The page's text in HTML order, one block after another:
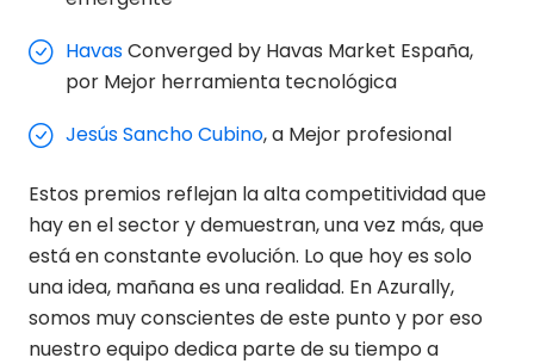
HavasConverged by Havas Market España,
por Mejor herramienta tecnológica
Jesús Sancho Cubino, a Mejor profesional
Estos premios reflejan la alta competitividad que
hay en el sector y demuestran, una vez más, que
está en constante evolución. Lo que hoy es solo
una idea, mañana es una realidad. En Azurally,
somos muy conscientes de este punto y por eso
nuestro equipo dedica parte de su tiempo a